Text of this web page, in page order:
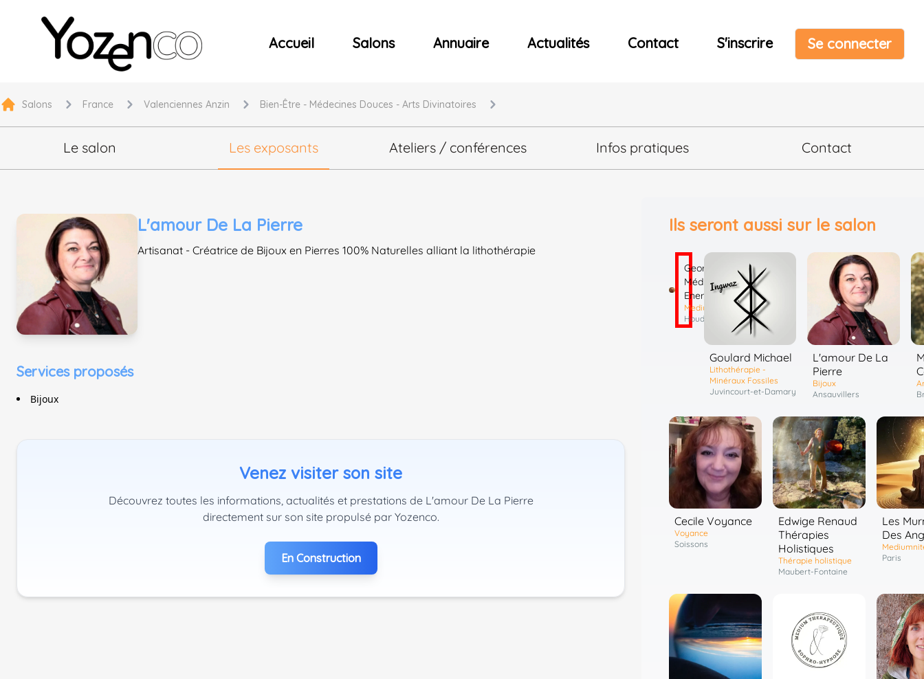
Yozenco - Organisateur de Salons, Evénements et Concerts
Accueil Salons Annuaire Actualités Contact S'inscrire Se connecter
Salons France Valenciennes Anzin Bien-Être - Médecines Douces - Arts Divinatoires
Le salon Les exposants Ateliers / conférences Infos pratiques Contact
L'amour De La Pierre
Artisanat - Créatrice de Bijoux en Pierres 100% Naturelles alliant la lithothérapie
Services proposés
Bijoux
Venez visiter son site
Découvrez toutes les informations, actualités et prestations de L'amour De La Pierre
directement sur son site propulsé par Yozenco.
En Construction
Ils seront aussi sur le salon
Georges
Médium
Energies
Mediumnité
Houdain
Goulard Michael
Lithothérapie -
Minéraux Fossiles
Juvincourt-et-Damary
L'amour De La
Pierre
Bijoux
Ansauvillers
Cecile Voyance
Voyance
Soissons
Edwige Renaud
Thérapies
Holistiques
Thérapie holistique
Maubert-Fontaine
Les
Des
Paris